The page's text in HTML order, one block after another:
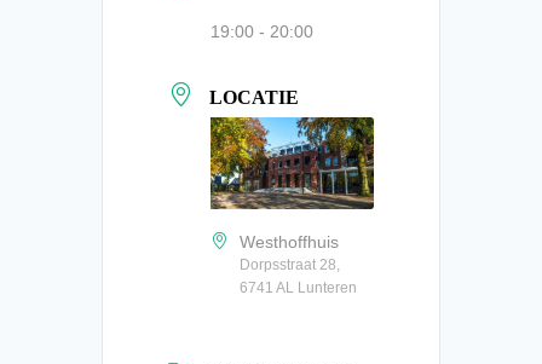
19:00 - 20:00
LOCATIE
Westhoffhuis
Dorpsstraat 28,
6741 AL Lunteren